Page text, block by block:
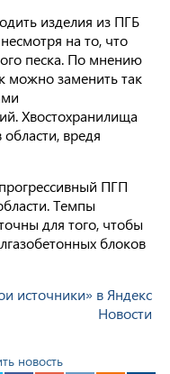
изделия из ПГБ
на то, что
песка. По мнению
можно заменить так
Хвостохранилища
вредя
ПГП
Темпы
для того, чтобы
блоков
источники» в Яндекс
Новости
новость